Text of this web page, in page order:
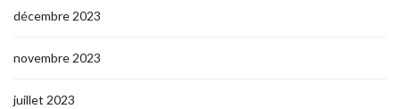
décembre 2023
novembre 2023
juillet 2023